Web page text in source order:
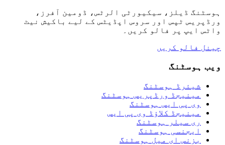
ہوسٹنگ ڈیلز، سیکیورٹی الرٹس، ڈومین آفرز،
ورڈپریس ٹپس اور سروس اپڈیٹس کے لیے باکیش نیٹ
واٹس ایپ پر فالو کریں۔
چینل فالو کریں
ویب ہوسٹنگ
شیئرڈ ہوسٹنگ
مینیجڈ ورڈپریس ہوسٹنگ
وی پی ایس ہوسٹنگ
مینیجڈ کلاؤڈ وی پی ایس
ری سیلر ہوسٹنگ
ایجنسی ہوسٹنگ
بزنس ای میل ہوسٹنگ